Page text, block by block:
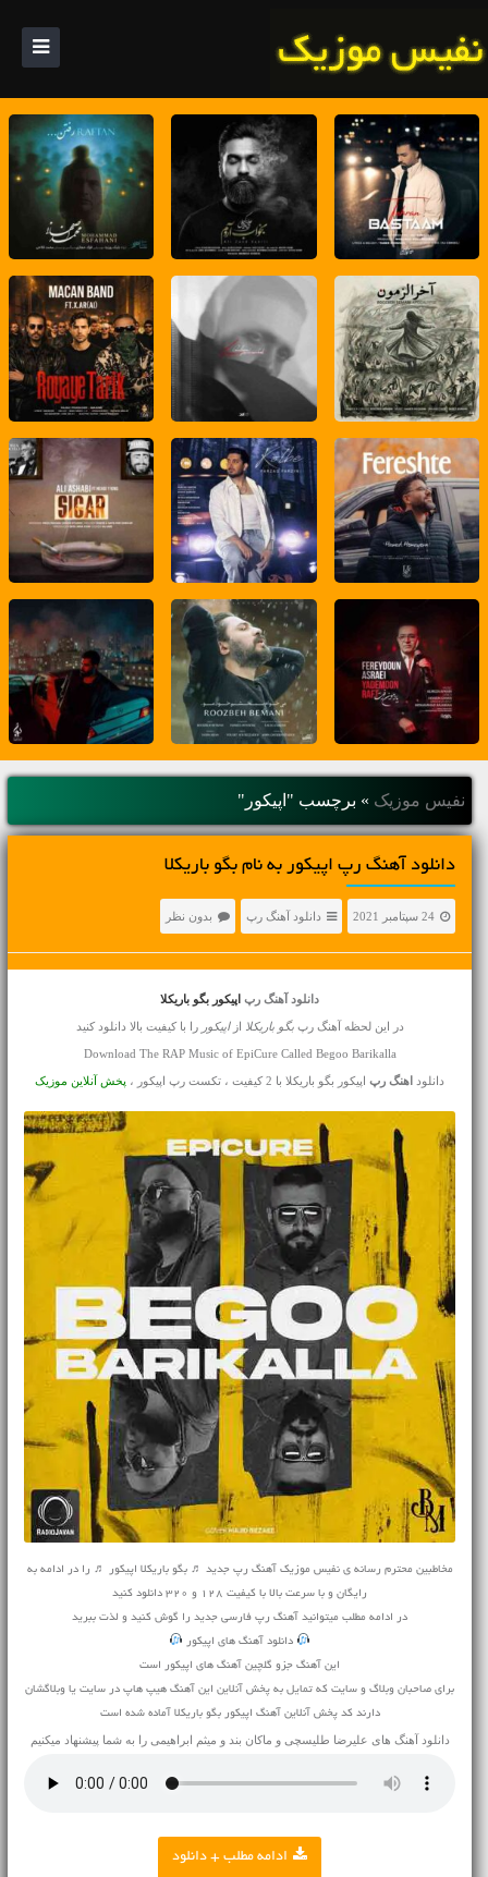
نفیس موزیک » برچسب "اپیکور"
دانلود آهنگ رپ اپیکور به نام بگو باریکلا
24 سپتامبر 2021 دانلود آهنگ رپ بدون نظر
دانلود آهنگ رپاپیکور بگو باریکلا
در این لحظه آهنگ رپبگو باریکلا ازاپیکور را با کیفیت بالا دانلود کنید
Download The RAP Music of EpiCure Called Begoo Barikalla
دانلود اهنگ رپاپیکور بگو باریکلا با 2 کیفیت ، تکست رپ اپیکور ، پخش آنلاین موزیک
مخاطبین محترم رسانه ی نفیس موزیک آهنگ رپ جدید ♬ بگو باریکلا اپیکور ♬ را در ادامه به
رایگان و با سرعت بالا با کیفیت 128 و 320 دانلود کنید
در ادامه مطلب میتوانید آهنگرپ فارسی جدید را گوش کنید و لذت ببرید
دانلود آهنگ های اپیکور
این آهنگ جزو گلچین آهنگ های اپیکور است
برای صاحبان وبلاگ و سایت که تمایل به پخش آنلاین این آهنگ هیپ هاپ در سایت یا وبلاگشان
دارند کد پخش آنلاین آهنگ اپیکور بگو باریکلا آماده شده است
دانلود آهنگ های علیرضا طلیسچی و ماکان بند و میثم ابراهیمی را به شما پیشنهاد میکنیم
ادامه مطلب + دانلود